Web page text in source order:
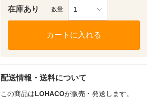
在庫あり 数量 1
カートに入れる
配送情報・送料について
この商品はLOHACOが販売・発送します。